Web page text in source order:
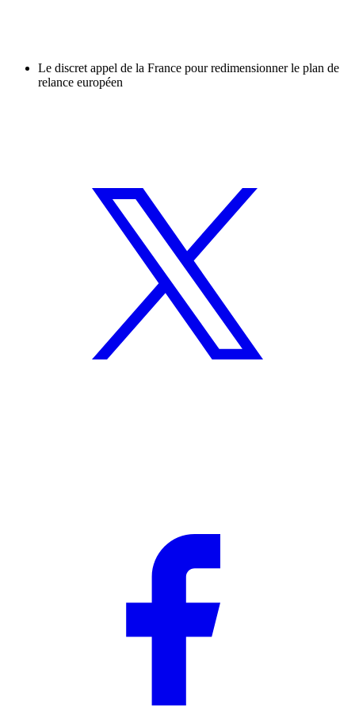
Le discret appel de la France pour redimensionner le plan de
relance européen